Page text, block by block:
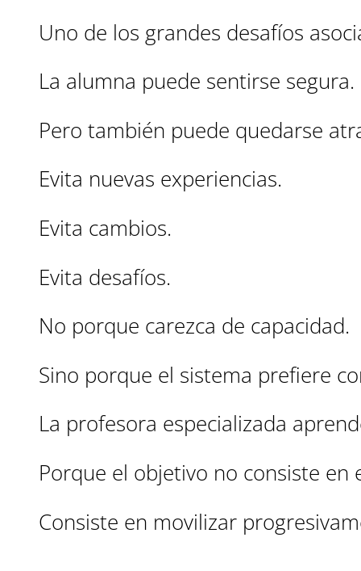
Uno de los grandes desafíos
La alumna puede sentirse segura.
Pero también puede quedarse
Evita nuevas experiencias.
Evita cambios.
Evita desafíos.
No porque carezca de capacidad.
Sino porque el sistema prefiere
La profesora especializada
Porque el objetivo no consiste en
Consiste en movilizar